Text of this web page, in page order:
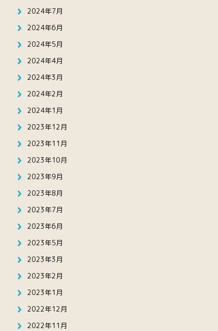
2024年7月
2024年6月
2024年5月
2024年4月
2024年3月
2024年2月
2024年1月
2023年12月
2023年11月
2023年10月
2023年9月
2023年8月
2023年7月
2023年6月
2023年5月
2023年3月
2023年2月
2023年1月
2022年12月
2022年11月